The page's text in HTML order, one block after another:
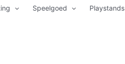
Speelgoed Playstands